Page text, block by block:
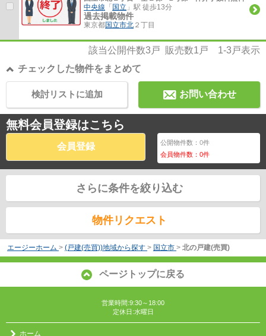
中央線 「 国立 」駅 徒歩13分
過去掲載物件
東京都国立市北 ２丁目
該当公開件数3 戸 販売数1 戸 1-3 戸表示
チェックした物件をまとめて
お問い合わせ
検討リストに追加
無料会員登録はこちら
会員登録 公開物件数：0件
会員物件数：0件
さらに条件を絞り込む
物件リクエスト
エージーホーム > (戸建(売買))地域から探す > 国立市 > 北の戸建(売買)
ページトップに戻る
営業時間:9:30～18:00
定休日:水曜日
ホーム